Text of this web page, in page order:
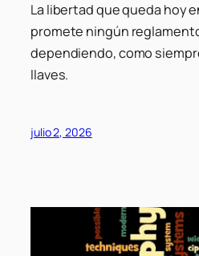
La libertad que queda hoy
promete ningún
dependiendo, como
llaves.
julio 2, 2026